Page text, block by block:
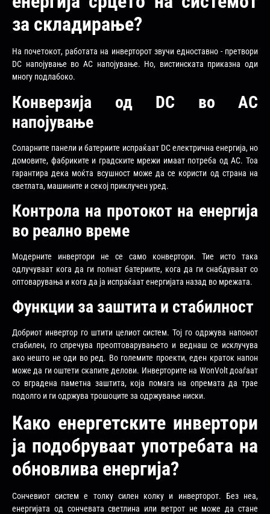
за складирање?
На почетокот, работата на инверторот звучи едноставно - претвори
DC напојување во AC напојување. Но, вистинската приказна оди
многу подлабоко.
Конверзија од DC во AC
напојување
Соларните панели и батериите испраќаат DC електрична енергија, но
домовите, фабриките и градските мрежи имаат потреба од AC. Тоа
гарантира дека моќта всушност може да се користи од страна на
светлата, машините и секој приклучен уред.
Контрола на протокот на енергија
во реално време
Модерните инвертори не се само конвертори. Тие исто така
одлучуваат кога да ги полнат батериите, кога да ги снабдуваат со
оптоварувања и кога да ја испраќаат енергијата назад во мрежата.
Функции за заштита и стабилност
Добриот инвертор го штити целиот систем. Тој го одржува напонот
стабилен, го спречува преоптоварувањето и веднаш се исклучува
ако нешто не оди во ред. Во големите проекти, еден краток напон
може да ги оштети скапите делови. Инверторите на WonVolt доаѓаат
со вградена паметна заштита, која помага на опремата да трае
подолго и ги одржува трошоците за одржување ниски.
Како енергетските инвертори
ја подобруваат употребата на
обновлива енергија?
Сончевиот систем е толку силен колку и инверторот. Без неа,
енергијата од сончевата светлина или ветрот не може да стане